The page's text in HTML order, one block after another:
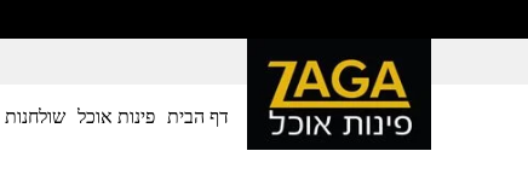
דף הבית פינות אוכל שולחנות